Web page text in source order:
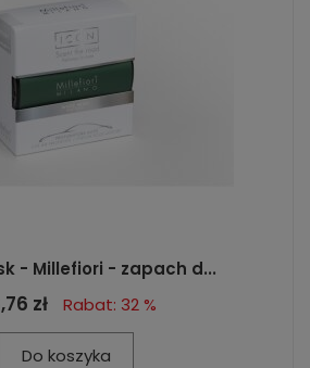
- Millefiori - zapach d...
zł Rabat: 32 %
Do koszyka